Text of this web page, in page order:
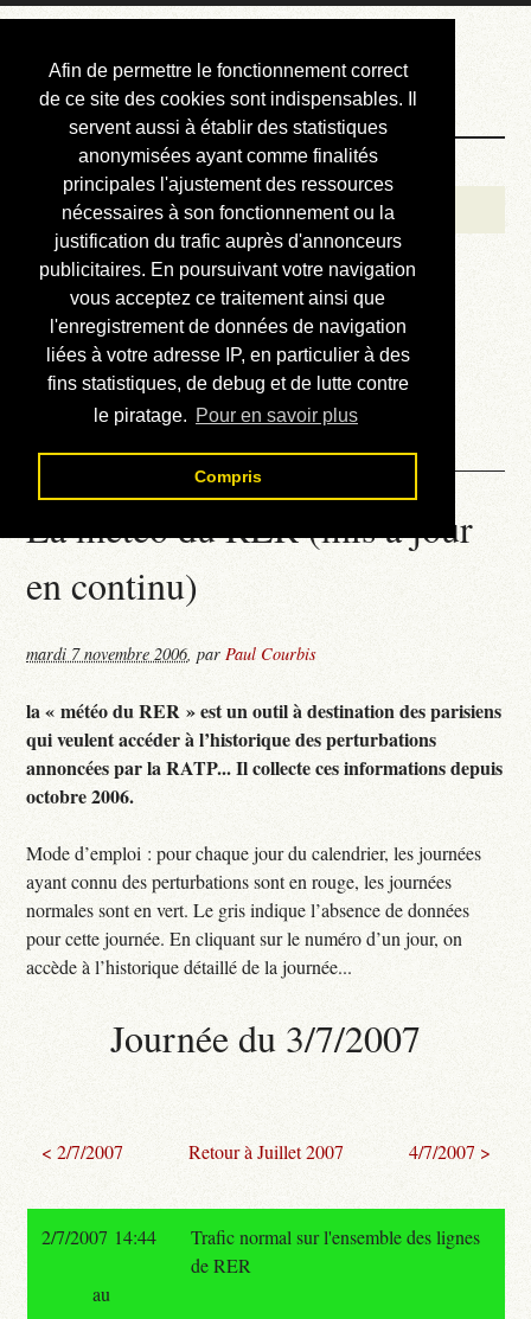
Afin de permettre le fonctionnement correct
de ce site des cookies sont indispensables. Il
servent aussi à établir des statistiques
anonymisées ayant comme finalités
principales l'ajustement des ressources
nécessaires à son fonctionnement ou la
justification du trafic auprès d'annonceurs
publicitaires. En poursuivant votre navigation
vous acceptez ce traitement ainsi que
l'enregistrement de données de navigation
liées à votre adresse IP, en particulier à des
fins statistiques, de debug et de lutte contre
le piratage. Pour en savoir plus
Compris
Courbis, « LE »
Blog Officiel
Bienvenue
Réalisations
Divers (et d’été)
Annonces
Liens externes
Téléchargement
Contact
La météo du RER (mis à jour
en continu)
mardi 7 novembre 2006,parPaul Courbis
la « météo du RER » est un outil à destination des parisiens
qui veulent accéder à l’historique des perturbations
annoncées par la RATP... Il collecte ces informations depuis
octobre 2006.
Mode d’emploi : pour chaque jour du calendrier, les journées
ayant connu des perturbations sont en rouge, les journées
normales sont en vert. Le gris indique l’absence de données
pour cette journée. En cliquant sur le numéro d’un jour, on
accède à l’historique détaillé de la journée...
Journée du 3/7/2007
< 2/7/2007 Retour à Juillet 2007 4/7/2007 >
2/7/2007 14:44
Trafic normal sur l'ensemble des lignes
de RER
au